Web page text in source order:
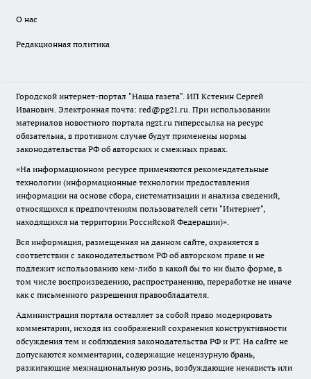
О нас
Редакционная политика
Городской интернет-портал "Наша газета". ИП Кстенин Сергей
Иванович. Электронная почта: red@pg21.ru. При использовании
материалов новостного портала ngzt.ru гиперссылка на ресурс
обязательна, в противном случае будут применены нормы
законодательства РФ об авторских и смежных правах.
«На информационном ресурсе применяются рекомендательные
технологии (информационные технологии предоставления
информации на основе сбора, систематизации и анализа сведений,
относящихся к предпочтениям пользователей сети "Интернет",
находящихся на территории Российской Федерации)».
Вся информация, размещенная на данном сайте, охраняется в
соответствии с законодательством РФ об авторском праве и не
подлежит использованию кем-либо в какой бы то ни было форме, в
том числе воспроизведению, распространению, переработке не иначе
как с письменного разрешения правообладателя.
Администрация портала оставляет за собой право модерировать
комментарии, исходя из соображений сохранения конструктивности
обсуждения тем и соблюдения законодательства РФ и РТ. На сайте не
допускаются комментарии, содержащие нецензурную брань,
разжигающие межнациональную рознь, возбуждающие ненависть или